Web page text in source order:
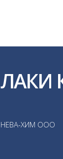
ЛАКИ
НЕВА-ХИМ ООО